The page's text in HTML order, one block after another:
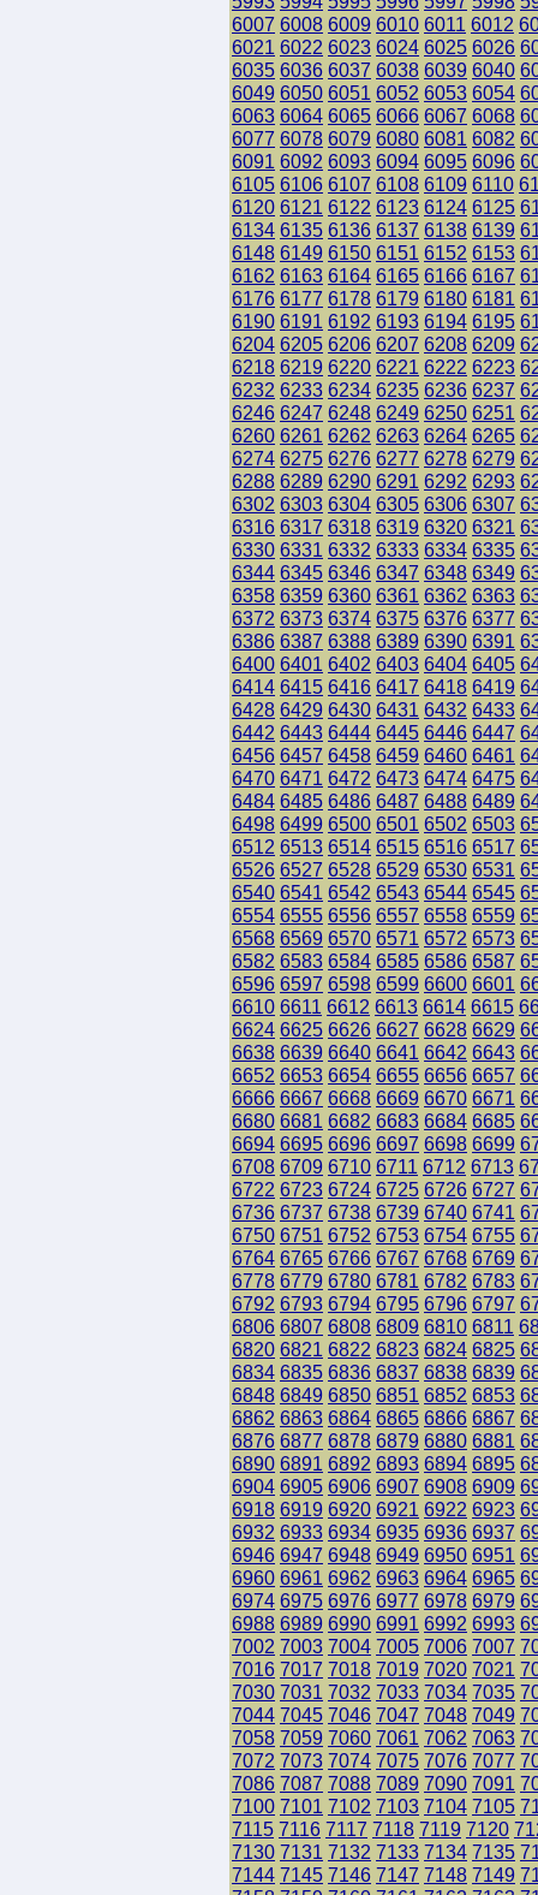
6007 6008 6009 6010 6011 6012
6021 6022 6023 6024 6025 6026
6035 6036 6037 6038 6039 6040
6049 6050 6051 6052 6053 6054
6063 6064 6065 6066 6067 6068
6077 6078 6079 6080 6081 6082
6091 6092 6093 6094 6095 6096
6105 6106 6107 6108 6109 6110
6120 6121 6122 6123 6124 6125
6134 6135 6136 6137 6138 6139
6148 6149 6150 6151 6152 6153
6162 6163 6164 6165 6166 6167
6176 6177 6178 6179 6180 6181
6190 6191 6192 6193 6194 6195
6204 6205 6206 6207 6208 6209
6218 6219 6220 6221 6222 6223
6232 6233 6234 6235 6236 6237
6246 6247 6248 6249 6250 6251
6260 6261 6262 6263 6264 6265
6274 6275 6276 6277 6278 6279
6288 6289 6290 6291 6292 6293
6302 6303 6304 6305 6306 6307
6316 6317 6318 6319 6320 6321
6330 6331 6332 6333 6334 6335
6344 6345 6346 6347 6348 6349
6358 6359 6360 6361 6362 6363
6372 6373 6374 6375 6376 6377
6386 6387 6388 6389 6390 6391
6400 6401 6402 6403 6404 6405
6414 6415 6416 6417 6418 6419
6428 6429 6430 6431 6432 6433
6442 6443 6444 6445 6446 6447
6456 6457 6458 6459 6460 6461
6470 6471 6472 6473 6474 6475
6484 6485 6486 6487 6488 6489
6498 6499 6500 6501 6502 6503
6512 6513 6514 6515 6516 6517
6526 6527 6528 6529 6530 6531
6540 6541 6542 6543 6544 6545
6554 6555 6556 6557 6558 6559
6568 6569 6570 6571 6572 6573
6582 6583 6584 6585 6586 6587
6596 6597 6598 6599 6600 6601
6610 6611 6612 6613 6614 6615
6624 6625 6626 6627 6628 6629
6638 6639 6640 6641 6642 6643
6652 6653 6654 6655 6656 6657
6666 6667 6668 6669 6670 6671
6680 6681 6682 6683 6684 6685
6694 6695 6696 6697 6698 6699
6708 6709 6710 6711 6712 6713
6722 6723 6724 6725 6726 6727
6736 6737 6738 6739 6740 6741
6750 6751 6752 6753 6754 6755
6764 6765 6766 6767 6768 6769
6778 6779 6780 6781 6782 6783
6792 6793 6794 6795 6796 6797
6806 6807 6808 6809 6810 6811
6820 6821 6822 6823 6824 6825
6834 6835 6836 6837 6838 6839
6848 6849 6850 6851 6852 6853
6862 6863 6864 6865 6866 6867
6876 6877 6878 6879 6880 6881
6890 6891 6892 6893 6894 6895
6904 6905 6906 6907 6908 6909
6918 6919 6920 6921 6922 6923
6932 6933 6934 6935 6936 6937
6946 6947 6948 6949 6950 6951
6960 6961 6962 6963 6964 6965
6974 6975 6976 6977 6978 6979
6988 6989 6990 6991 6992 6993
7002 7003 7004 7005 7006 7007
7016 7017 7018 7019 7020 7021
7030 7031 7032 7033 7034 7035
7044 7045 7046 7047 7048 7049
7058 7059 7060 7061 7062 7063
7072 7073 7074 7075 7076 7077
7086 7087 7088 7089 7090 7091
7100 7101 7102 7103 7104 7105
7115 7116 7117 7118 7119 7120
7130 7131 7132 7133 7134 7135
7144 7145 7146 7147 7148 7149